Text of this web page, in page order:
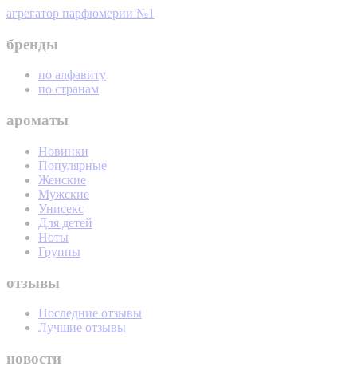
агрегатор парфюмерии №1
бренды
по алфавиту
по странам
ароматы
Новинки
Популярные
Женские
Мужские
Унисекс
Для детей
Ноты
Группы
отзывы
Последние отзывы
Лучшие отзывы
новости